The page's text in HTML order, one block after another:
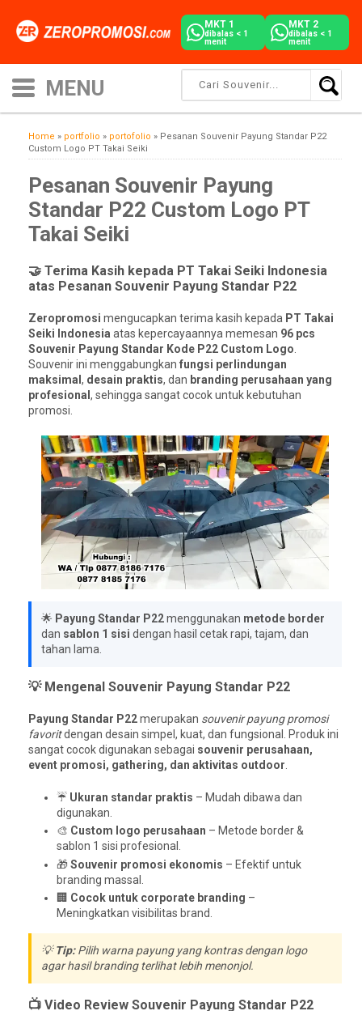
MKT 1
dibalas < 1
menit
MKT 2
dibalas < 1
menit
Home » portfolio » portofolio » Pesanan Souvenir Payung Standar P22
Custom Logo PT Takai Seiki
Pesanan Souvenir Payung
Standar P22 Custom Logo PT
Takai Seiki
🤝 Terima Kasih kepada PT Takai Seiki Indonesia
atas Pesanan Souvenir Payung Standar P22
Zeropromosi mengucapkan terima kasih kepada PT Takai
Seiki Indonesia atas kepercayaannya memesan 96 pcs
Souvenir Payung Standar Kode P22 Custom Logo
Souvenir ini menggabungkan fungsi perlindungan
maksimal , desain praktis, dan branding perusahaan yang
profesional , sehingga sangat cocok untuk kebutuhan
promosi.
🌟 Payung Standar P22menggunakan metode border
dan sablon 1 sisi dengan hasil cetak rapi, tajam, dan
tahan lama.
💡 Mengenal Souvenir Payung Standar P22
Payung Standar P22merupakan souvenir payung promosi
favoritdengan desain simpel, kuat, dan fungsional. Produk ini
sangat cocok digunakan sebagai souvenir perusahaan,
event promosi, gathering, dan aktivitas outdoor
☔ Ukuran standar praktis – Mudah dibawa dan
digunakan.
🎨 Custom logo perusahaan – Metode border &
sablon 1 sisi profesional.
🎁 Souvenir promosi ekonomis – Efektif untuk
branding massal.
🏢 Cocok untuk corporate branding –
Meningkatkan visibilitas brand.
💡Tip:Pilih warna payung yang kontras dengan logo
agar hasil branding terlihat lebih menonjol.
📺 Video Review Souvenir Payung Standar P22